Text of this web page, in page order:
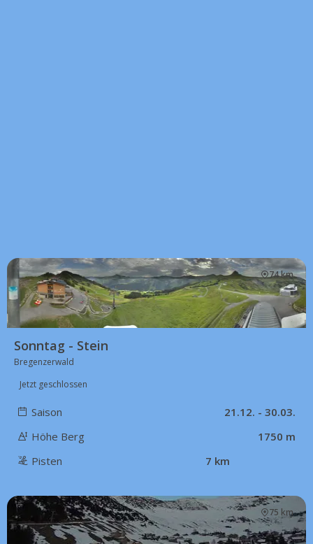
74 km
Sonntag - Stein
Bregenzerwald
Jetzt geschlossen
Saison
21.12. - 30.03.
Höhe Berg
1750 m
Pisten
7 km
75 km